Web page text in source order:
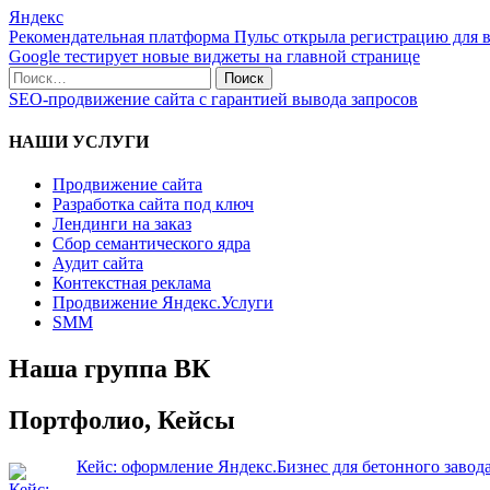
Яндекс
Рекомендательная платформа Пульс открыла регистрацию для
Google тестирует новые виджеты на главной странице
SEO-продвижение сайта с гарантией вывода запросов
НАШИ УСЛУГИ
Продвижение сайта
Разработка сайта под ключ
Лендинги на заказ
Сбор семантического ядра
Аудит сайта
Контекстная реклама
Продвижение Яндекс.Услуги
SMM
Наша группа ВК
Портфолио, Кейсы
Кейс: оформление Яндекс.Бизнес для бетонного завода